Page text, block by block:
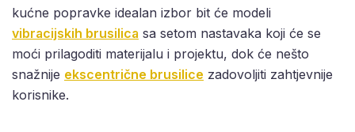
kućne popravke idealan izbor bit će modeli
vibracijskih brusilica sa setom nastavaka koji će se
moći prilagoditi materijalu i projektu, dok će nešto
snažnije ekscentrične brusilice zadovoljiti zahtjevnije
korisnike.